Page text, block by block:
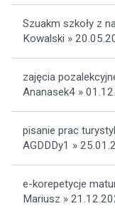
Szuakm szkoły z
Kowalski »
zajęcia
Ananasek4 »
pisanie prac
AGDDDy1 »
e-korepetycje
Mariusz »